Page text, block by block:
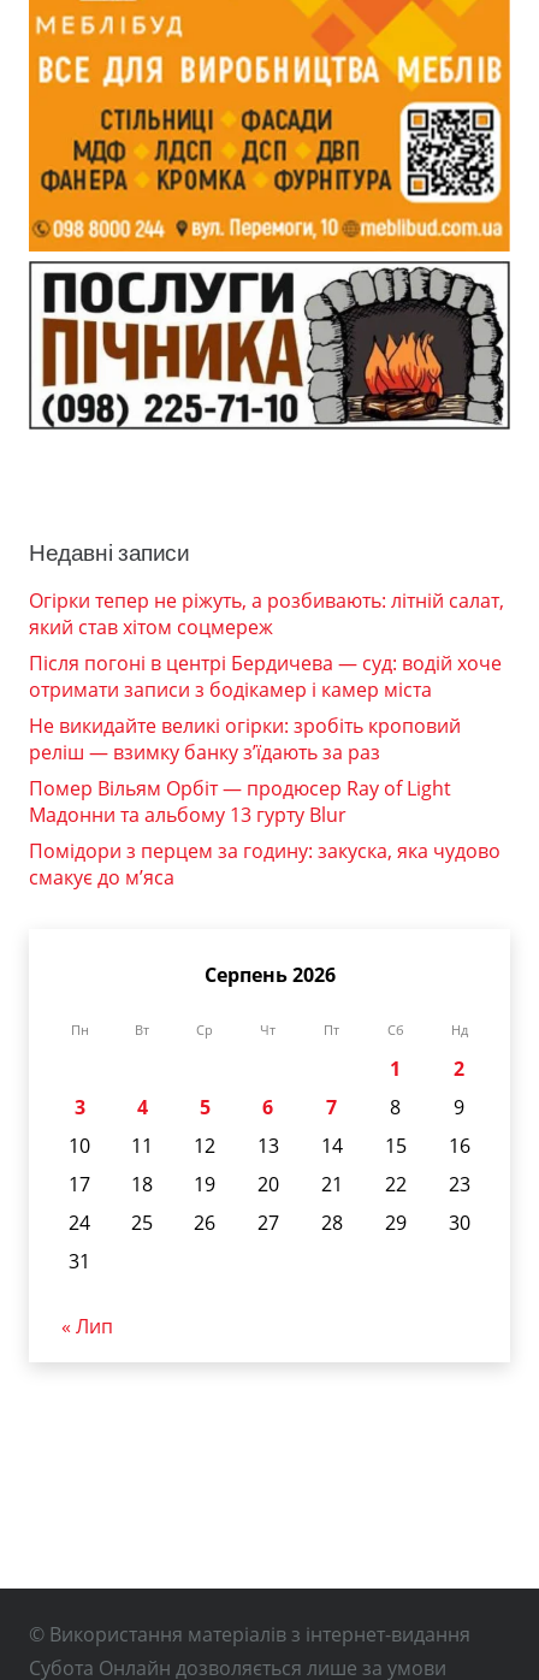
Недавні записи
Огірки тепер не ріжуть, а розбивають: літній салат,
який став хітом соцмереж
Після погоні в центрі Бердичева — суд: водій хоче
отримати записи з бодікамер і камер міста
Не викидайте великі огірки: зробіть кроповий
реліш — взимку банку з’їдають за раз
Помер Вільям Орбіт — продюсер Ray of Light
Мадонни та альбому 13 гурту Blur
Помідори з перцем за годину: закуска, яка чудово
смакує до м’яса
Серпень 2026
Пн Вт Ср Чт Пт Сб Нд
1
2
3
4 5 6 7 8
9
10
11 12 13 14 15
16
17
18 19 20 21 22
23
24
25 26 27 28 29
30
31
« Лип
© Використання матеріалів з інтернет-видання
Субота Онлайн дозволяється лише за умови